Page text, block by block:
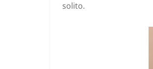
solito.